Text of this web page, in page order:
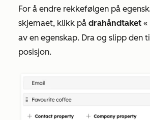
For å endre rekkefølgen på
skjemaet, klikk på drahåndtaket «
av en egenskap. Dra og slipp den
posisjon.